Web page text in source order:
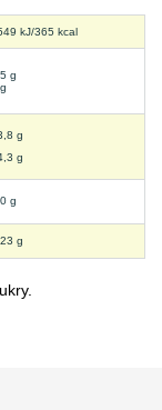
kJ/365 kcal
g
g
g
g
g